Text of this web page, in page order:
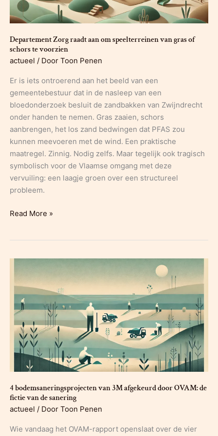
Departement Zorg raadt aan om speelterreinen van gras of
schors te voorzien
actueel / Door Toon Penen
Er is iets ontroerend aan het beeld van een
gemeentebestuur dat in de nasleep van een
bloedonderzoek besluit de zandbakken van Zwijndrecht
onder handen te nemen. Gras zaaien, schors
aanbrengen, het los zand bedwingen dat PFAS zou
kunnen meevoeren met de wind. Een praktische
maatregel. Zinnig. Nodig zelfs. Maar tegelijk ook tragisch
symbolisch voor de Vlaamse omgang met deze
vervuiling: een laagje groen over een structureel
probleem.
Departement
om
speelterreinen
van
gras
of
schors
te
voorzien
Read More »
4 bodemsaneringsprojecten van 3M afgekeurd door OVAM: de
fictie van de sanering
actueel / Door Toon Penen
Wie vandaag het OVAM-rapport openslaat over de vier